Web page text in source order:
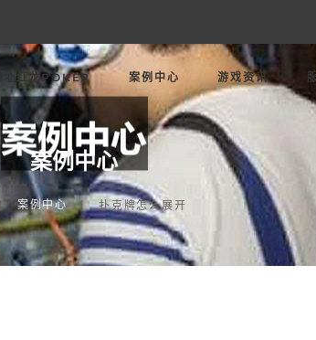
址红龙POKER 案例中心 游戏资讯
案例中心
案例中心 扑克牌怎么展开